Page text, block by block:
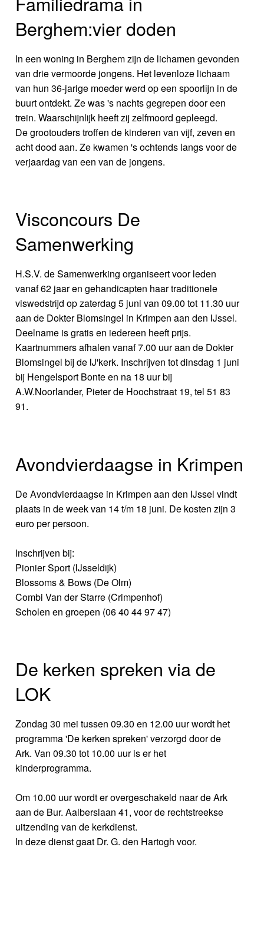
Berghem:vier doden
In een woning in Berghem zijn de lichamen gevonden
van drie vermoorde jongens. Het levenloze lichaam
van hun 36-jarige moeder werd op een spoorlijn in de
buurt ontdekt. Ze was 's nachts gegrepen door een
trein. Waarschijnlijk heeft zij zelfmoord gepleegd.
De grootouders troffen de kinderen van vijf, zeven en
acht dood aan. Ze kwamen 's ochtends langs voor de
verjaardag van een van de jongens.
Visconcours De
Samenwerking
H.S.V. de Samenwerking organiseert voor leden
vanaf 62 jaar en gehandicapten haar traditionele
viswedstrijd op zaterdag 5 juni van 09.00 tot 11.30 uur
aan de Dokter Blomsingel in Krimpen aan den IJssel.
Deelname is gratis en iedereen heeft prijs.
Kaartnummers afhalen vanaf 7.00 uur aan de Dokter
Blomsingel bij de IJ'kerk. Inschrijven tot dinsdag 1 juni
bij Hengelsport Bonte en na 18 uur bij
A.W.Noorlander, Pieter de Hoochstraat 19, tel 51 83
91.
Avondvierdaagse in Krimpen
De Avondvierdaagse in Krimpen aan den IJssel vindt
plaats in de week van 14 t/m 18 juni. De kosten zijn 3
euro per persoon.
Inschrijven bij:
Pionier Sport (IJsseldijk)
Blossoms & Bows (De Olm)
Combi Van der Starre (Crimpenhof)
Scholen en groepen (06 40 44 97 47)
De kerken spreken via de
LOK
Zondag 30 mei tussen 09.30 en 12.00 uur wordt het
programma 'De kerken spreken' verzorgd door de
Ark. Van 09.30 tot 10.00 uur is er het
kinderprogramma.
Om 10.00 uur wordt er overgeschakeld naar de Ark
aan de Bur. Aalberslaan 41, voor de rechtstreekse
uitzending van de kerkdienst.
In deze dienst gaat Dr. G. den Hartogh voor.